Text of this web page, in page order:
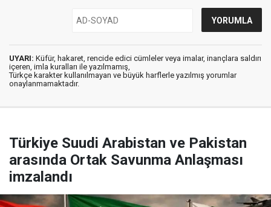
UYARI: Küfür, hakaret, rencide edici cümleler veya imalar, inançlara saldırı
içeren, imla kuralları ile yazılmamış,
Türkçe karakter kullanılmayan ve büyük harflerle yazılmış yorumlar
onaylanmamaktadır.
Türkiye Suudi Arabistan ve Pakistan
arasında Ortak Savunma Anlaşması
imzalandı